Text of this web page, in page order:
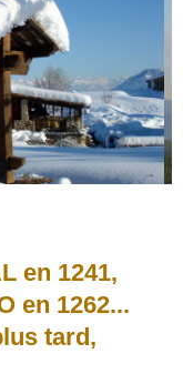
en 1241,
en 1262...
tard,